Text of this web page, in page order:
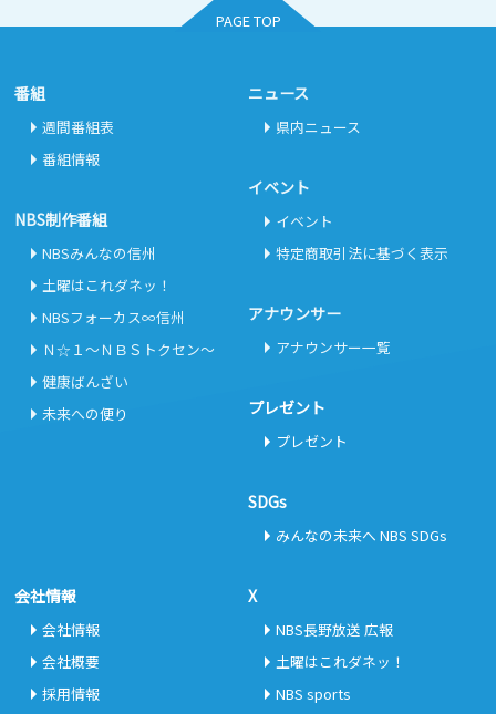
PAGE TOP
番組
週間番組表
番組情報
NBS制作番組
NBSみんなの信州
土曜はこれダネッ！
NBSフォーカス∞信州
Ｎ☆１～ＮＢＳトクセン～
健康ばんざい
未来への便り
ニュース
県内ニュース
イベント
イベント
特定商取引法に基づく表示
アナウンサー
アナウンサー一覧
プレゼント
プレゼント
SDGs
みんなの未来へ NBS SDGs
会社情報
会社情報
会社概要
採用情報
X
NBS長野放送 広報
土曜はこれダネッ！
NBS sports